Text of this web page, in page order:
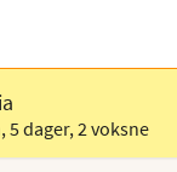
,5 dager,2 voksne